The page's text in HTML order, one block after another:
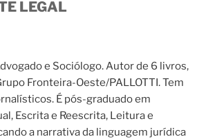
LEGAL
e Sociólogo. Autor de 6 livros,
Fronteira-Oeste/PALLOTTI. Tem
É pós-graduado em
Escrita e Reescrita, Leitura e
a narrativa da linguagem jurídica